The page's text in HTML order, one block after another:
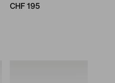
CHF 195